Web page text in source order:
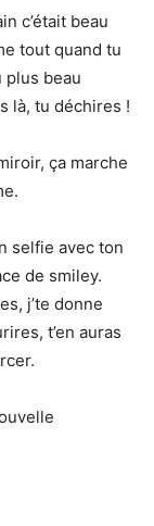
c’était beau
tout quand tu
plus beau
là, tu déchires !
ça marche
selfie avec ton
de smiley.
j’te donne
t’en auras